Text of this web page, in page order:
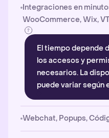
Integraciones en
WooCommerce, Wix,
El tiempo depende
los accesos y
necesarios. La
puede variar según
Webchat, Popups,